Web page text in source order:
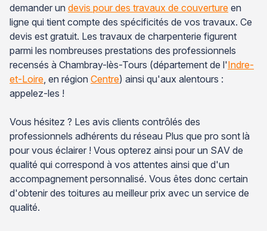
demander un devis pour des travaux de couverture en
ligne qui tient compte des spécificités de vos travaux. Ce
devis est gratuit. Les travaux de charpenterie figurent
parmi les nombreuses prestations des professionnels
recensés à Chambray-lès-Tours (département de l'Indre-
et-Loire , en région Centre) ainsi qu'aux alentours :
appelez-les !
Vous hésitez ? Les avis clients contrôlés des
professionnels adhérents du réseau Plus que pro sont là
pour vous éclairer ! Vous opterez ainsi pour un SAV de
qualité qui correspond à vos attentes ainsi que d'un
accompagnement personnalisé. Vous êtes donc certain
d'obtenir des toitures au meilleur prix avec un service de
qualité.